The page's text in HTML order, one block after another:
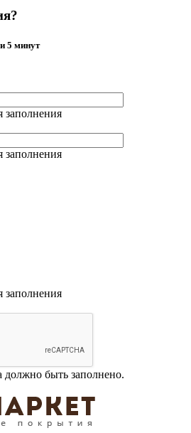
5 минут
заполнения
заполнения
заполнения
должно быть заполнено.